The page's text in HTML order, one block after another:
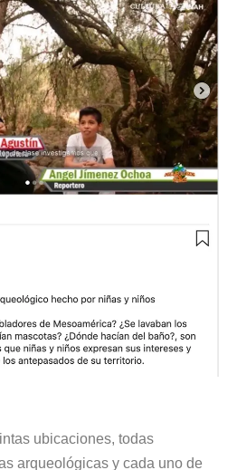
ubicaciones, todas
arqueológicas y cada uno de